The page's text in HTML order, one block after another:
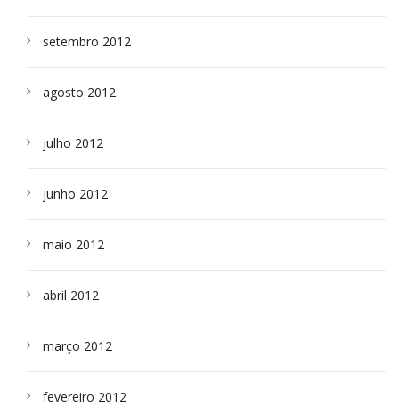
setembro 2012
agosto 2012
julho 2012
junho 2012
maio 2012
abril 2012
março 2012
fevereiro 2012